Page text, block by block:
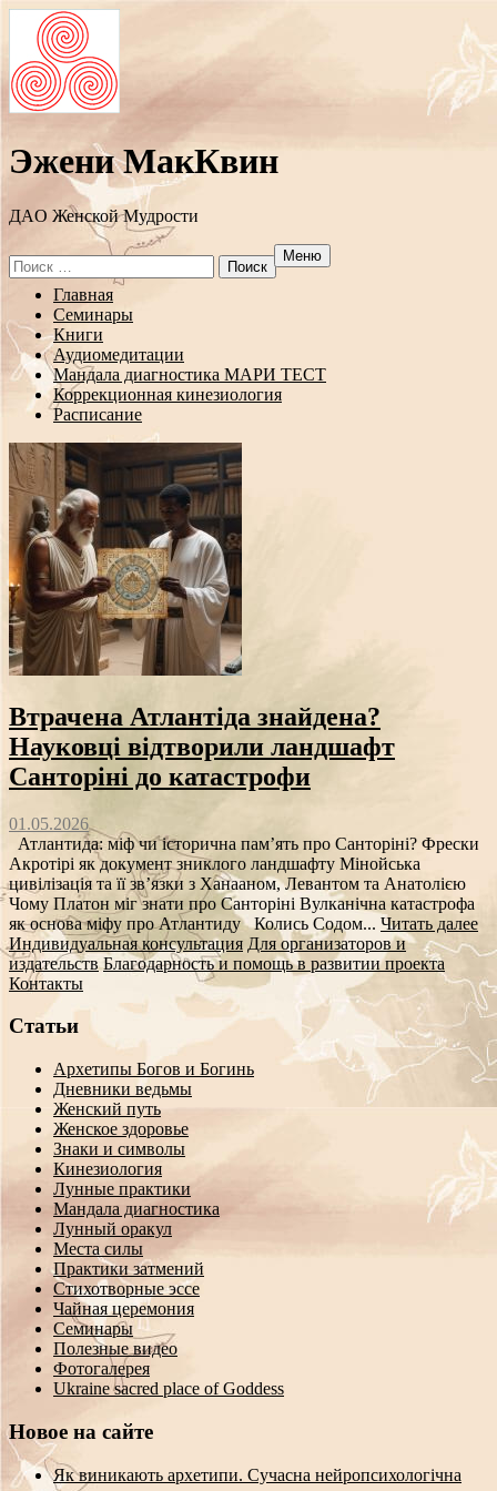
Эжени МакКвин
ДAO Женской Мудрости
Search
for:
Меню
Перейти
содержанию
Главная
Семинары
Книги
Аудиомедитации
Мандала диагностика МАРИ ТЕСТ
Коррекционная кинезиология
Расписание
Втрачена Атлантіда знайдена?
Науковці відтворили ландшафт
Санторіні до катастрофи
01.05.2026
Атлантида: міф чи історична пам’ять про Санторіні? Фрески
Акротірі як документ зниклого ландшафту Мінойська
цивілізація та її зв’язки з Ханааном, Левантом та Анатолією
Чому Платон міг знати про Санторіні Вулканічна катастрофа
як основа міфу про Атлантиду Колись Содом... Читать далее
Индивидуальная консультация Для организаторов и
издательств Благодарность и помощь в развитии проекта
Контакты
Статьи
Архетипы Богов и Богинь
Дневники ведьмы
Женский путь
Женское здоровье
Знаки и символы
Кинезиология
Лунные практики
Мандала диагностика
Лунный оракул
Места силы
Практики затмений
Стихотворные эссе
Чайная церемония
Семинары
Полезные видео
Фотогалерея
Ukraine sacred place of Goddess
Новое на сайте
Як виникають архетипи. Сучасна нейропсихологічна